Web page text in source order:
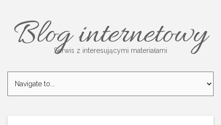
Blog internetowy
Serwis z interesującymi materiałami